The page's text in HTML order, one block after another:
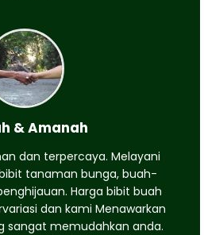
& Amanah
dan terpercaya. Melayani
tanaman bunga, buah-
Harga bibit buah
dan kami Menawarkan
sangat memudahkan anda.